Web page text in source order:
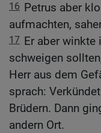
16 Petrus aber
aufmachten,
17 Er aber winkte
schweigen
Herr aus dem
sprach:
Brüdern. Dann
andern Ort.